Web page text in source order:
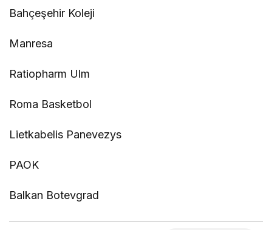
Bahçeşehir Koleji
Manresa
Ratiopharm Ulm
Roma Basketbol
Lietkabelis Panevezys
PAOK
Balkan Botevgrad